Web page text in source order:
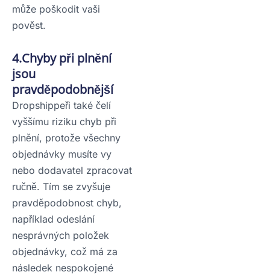
může poškodit vaši
pověst.
4.Chyby při plnění
jsou
pravděpodobnější
Dropshippeři také čelí
vyššímu riziku chyb při
plnění, protože všechny
objednávky musíte vy
nebo dodavatel zpracovat
ručně. Tím se zvyšuje
pravděpodobnost chyb,
například odeslání
nesprávných položek
objednávky, což má za
následek nespokojené